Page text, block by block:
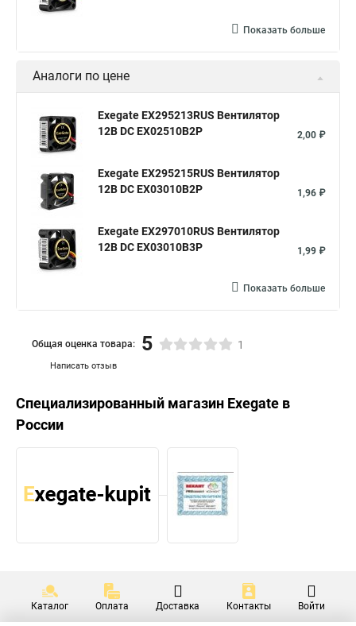
Показать больше
Аналоги по цене
Exegate EX295213RUS Вентилятор
12В DC EX02510B2P
2,00 ₽
Exegate EX295215RUS Вентилятор
12В DC EX03010B2P
1,96 ₽
Exegate EX297010RUS Вентилятор
12В DC EX03010B3P
1,99 ₽
Показать больше
Написать отзыв
Общая оценка товара: 5 1
Специализированный магазин Exegate в
России
Каталог Оплата Доставка Контакты Войти